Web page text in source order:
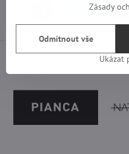
Bluesky
Zásady
Ukázat
Odmítnout vše